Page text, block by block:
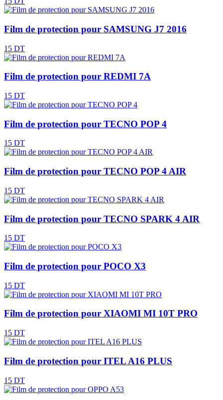
Film de protection pour SAMSUNG J7 2016
15 DT
Film de protection pour REDMI 7A
15 DT
Film de protection pour TECNO POP 4
15 DT
Film de protection pour TECNO POP 4 AIR
15 DT
Film de protection pour TECNO SPARK 4 AIR
15 DT
Film de protection pour POCO X3
15 DT
Film de protection pour XIAOMI MI 10T PRO
15 DT
Film de protection pour ITEL A16 PLUS
15 DT